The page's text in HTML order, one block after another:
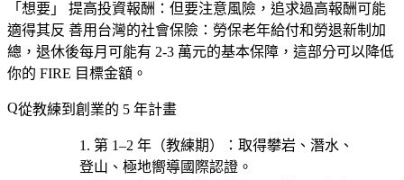
「想要」 提高投資報酬 ：但要注意風險，追求過高報酬可能
適得其反 善用台灣的社會保險 ：勞保老年給付和勞退新制加
總，退休後每月可能有 2-3 萬元的基本保障，這部分可以降低
你的 FIRE 目標金額。
從教練到創業的 5 年計畫
第 1–2 年（教練期） ：取得攀岩、潛水、
登山、極地嚮導國際認證。